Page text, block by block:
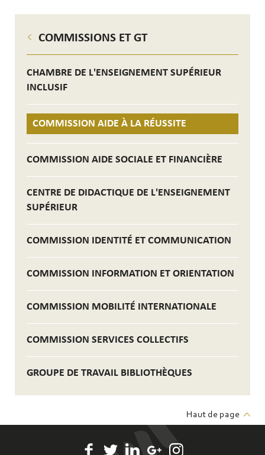
COMMISSIONS ET GT
CHAMBRE DE L'ENSEIGNEMENT SUPÉRIEUR
INCLUSIF
COMMISSION AIDE À LA RÉUSSITE
COMMISSION AIDE SOCIALE ET FINANCIÈRE
CENTRE DE DIDACTIQUE DE L'ENSEIGNEMENT
SUPÉRIEUR
COMMISSION IDENTITÉ ET COMMUNICATION
COMMISSION INFORMATION ET ORIENTATION
COMMISSION MOBILITÉ INTERNATIONALE
COMMISSION SERVICES COLLECTIFS
GROUPE DE TRAVAIL BIBLIOTHÈQUES
Haut de page